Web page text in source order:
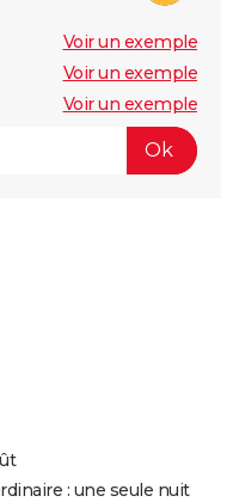
Voir un exemple
Voir un exemple
Voir un exemple
: une seule nuit